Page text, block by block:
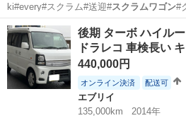
ki#every#スクラム#送迎#スクラムワゴン#
リイワ…
岡山 岡山市 エブリイ カスタム
後期 ターボ ハイル
ドラレコ 車検長い
440,000円
オンライン決済 配送可
エブリイ
135,000km
2014年